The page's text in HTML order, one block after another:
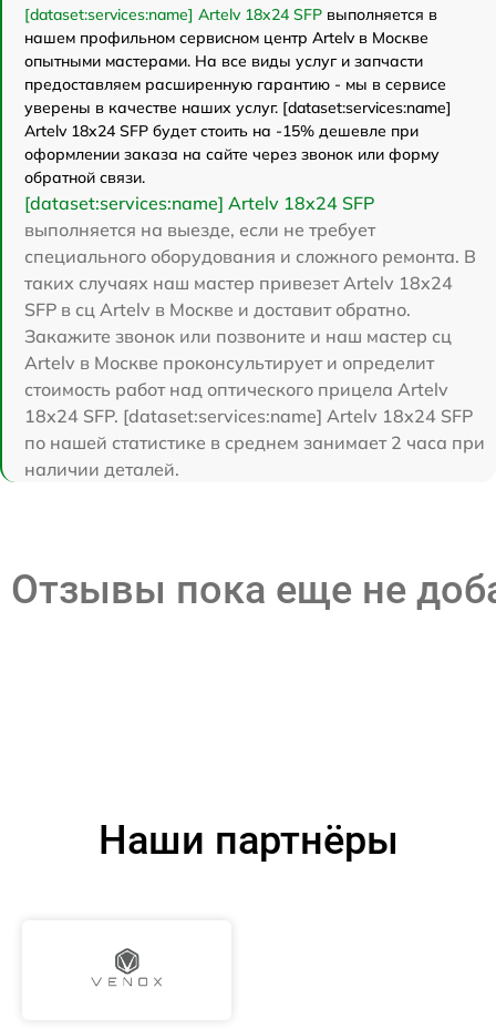
[dataset:services:name] Artelv 18x24 SFP выполняется в
нашем профильном сервисном центр Artelv в Москве
опытными мастерами. На все виды услуг и запчасти
предоставляем расширенную гарантию - мы в сервисе
уверены в качестве наших услуг. [dataset:services:name]
Artelv 18x24 SFP будет стоить на -15% дешевле при
оформлении заказа на сайте через звонок или форму
обратной связи.
[dataset:services:name] Artelv 18x24 SFP
выполняется на выезде, если не требует
специального оборудования и сложного ремонта. В
таких случаях наш мастер привезет Artelv 18x24
SFP в сц Artelv в Москве и доставит обратно.
Закажите звонок или позвоните и наш мастер сц
Artelv в Москве проконсультирует и определит
стоимость работ над оптического прицела Artelv
18x24 SFP. [dataset:services:name] Artelv 18x24 SFP
по нашей статистике в среднем занимает 2 часа при
наличии деталей.
Отзывы пока еще не
Наши партнёры